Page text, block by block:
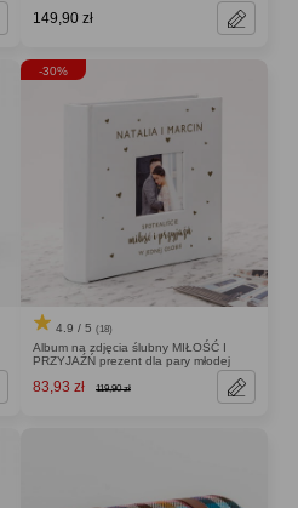
149,90 zł
-30%
4.9 / 5 (18)
Album na zdjęcia ślubny MIŁOŚĆ I
PRZYJAŹŃ prezent dla pary młodej
83,93 zł 119,90 zł